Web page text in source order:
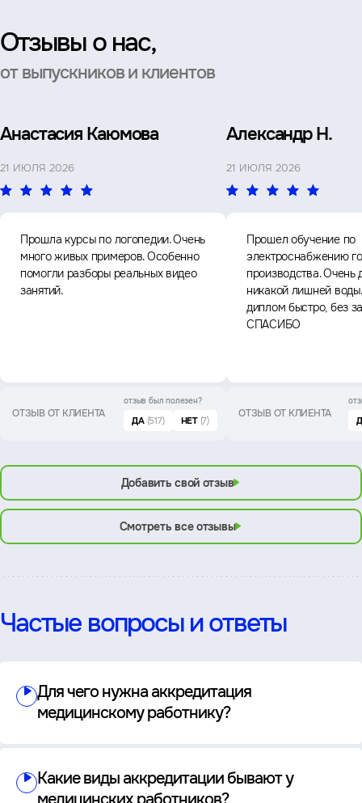
Отзывы о нас,
от выпускников и клиентов
Анастасия Каюмова
21 ИЮЛЯ 2026
Прошла курсы по логопедии. Очень
много живых примеров. Особенно
помогли разборы реальных видео
занятий.
ОТЗЫВ ОТ КЛИЕНТА
отзыв был полезен?
ДА (517) НЕТ (7)
Александр Н.
21 ИЮЛЯ 2026
Прошел обучение по
электроснабжению
производства. Очень
никакой лишней
диплом быстро, без
СПАСИБО
ОТЗЫВ ОТ КЛИЕНТА
Добавить свой отзыв
Смотреть все отзывы
Частые вопросы и ответы
Для чего нужна аккредитация
медицинскому работнику?
Какие виды аккредитации бывают у